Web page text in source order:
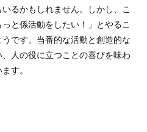
るかもしれません。しかし、こ
と係活動をしたい！」とやるこ
です。当番的な活動と創造的な
人の役に立つことの喜びを味わ
す。